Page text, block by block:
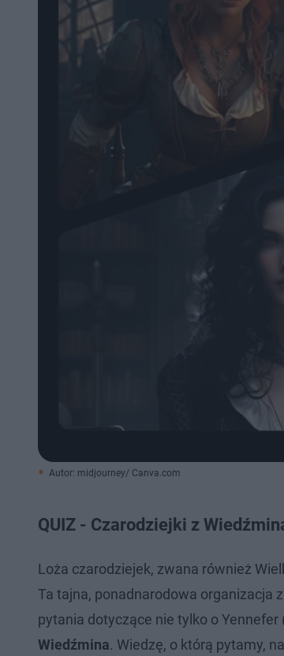
Autor: midjourney/ Canva.com
QUIZ - Czarodziejki z
Loża czarodziejek, zwana również
Ta tajna, ponadnarodowa organizacja
pytania dotyczące nie tylko o
Wiedźmina. Wiedzę, o którą pytamy,